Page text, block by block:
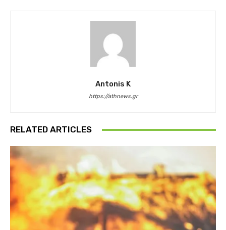
Antonis K
https://athnews.gr
RELATED ARTICLES